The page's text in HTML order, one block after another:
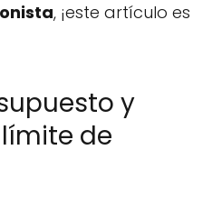
, ¡este artículo es
y
de